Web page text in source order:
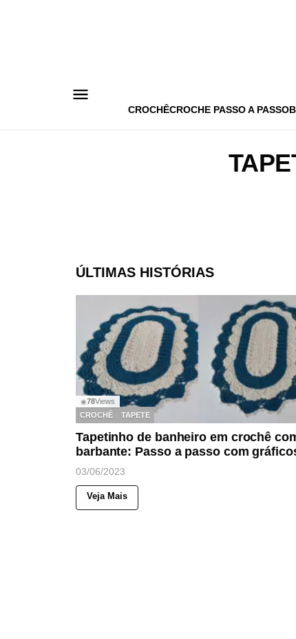
CROCHÊCROCHE PASSO A PASSO
ÚLTIMAS HISTÓRIAS
◉78Views
CROCHÊ
TAPETE
Tapetinho de banheiro em crochê
barbante: Passo a passo com
03/06/2023
Veja Mais